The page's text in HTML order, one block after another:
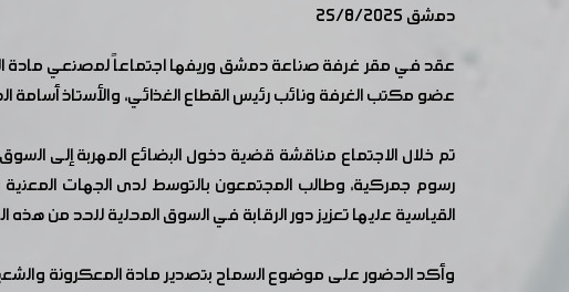
دمشق 25/8/2025
عقد في مقر غرفة صناعة دمشق وريفها اجتماعاً لمصنعي مادة
عضو مكتب الغرفة ونائب رئيس القطاع الغذائي، والأستاذ
تم خلال الاجتماع مناقشة قضية دخول البضائع المهربة إلى
رسوم جمركية، وطالب المجتمعون بالتوسط لدى الجهات
القياسية عليها تعزيز دور الرقابة في السوق المحلية للحد من
وأكد الحضور على موضوع السماح بتصدير مادة المعكرونة والشعيرية